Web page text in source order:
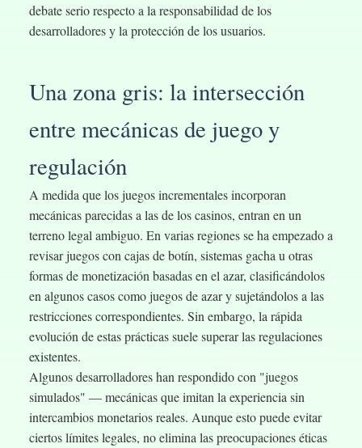
debate serio respecto a la responsabilidad de los
desarrolladores y la protección de los usuarios.
Una zona gris: la intersección
entre mecánicas de juego y
regulación
A medida que los juegos incrementales incorporan
mecánicas parecidas a las de los casinos, entran en un
terreno legal ambiguo. En varias regiones se ha empezado a
revisar juegos con cajas de botín, sistemas gacha u otras
formas de monetización basadas en el azar, clasificándolos
en algunos casos como juegos de azar y sujetándolos a las
restricciones correspondientes. Sin embargo, la rápida
evolución de estas prácticas suele superar las regulaciones
existentes.
Algunos desarrolladores han respondido con "juegos
simulados" — mecánicas que imitan la experiencia sin
intercambios monetarios reales. Aunque esto puede evitar
ciertos límites legales, no elimina las preocupaciones éticas